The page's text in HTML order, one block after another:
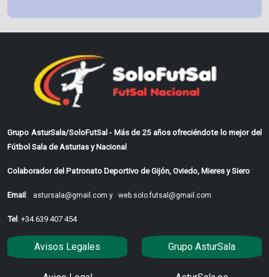
Grupo AsturSala/SoloFutSal - Más de 25 años ofreciéndote lo mejor del
Fútbol Sala de Asturias y Nacional
Colaborador del Patronato Deportivo de Gijón, Oviedo, Mieres y Siero
Email: astursala@gmail.com y web.solo.futsal@gmail.com
Tel: +34 639 407 454
Avisos Legales Grupo AsturSala